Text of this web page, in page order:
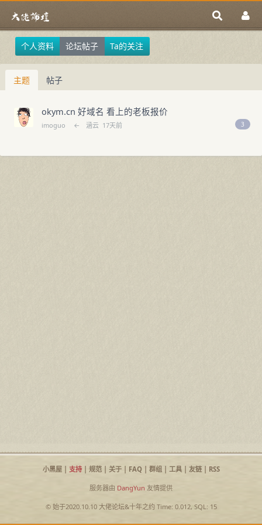
个人资料 论坛帖子 Ta的关注
主题 帖子
okym.cn 好域名 看上的老板报价
imoguo ← 涵云 17天前 3
小黑屋| 支持| 规范| 关于| FAQ| 群组| 工具| 友链| RSS
服务器由 DangYun 友情提供
© 始于2020.10.10 大佬论坛&十年之约Time: 0.012, SQL: 15